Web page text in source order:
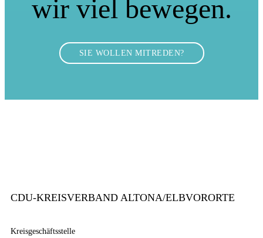
wir viel bewegen.
SIE WOLLEN MITREDEN?
CDU-KREISVERBAND ALTONA/ELBVORORTE
Kreisgeschäftsstelle